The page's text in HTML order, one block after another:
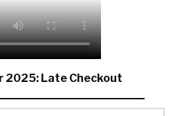
2025: Late Checkout